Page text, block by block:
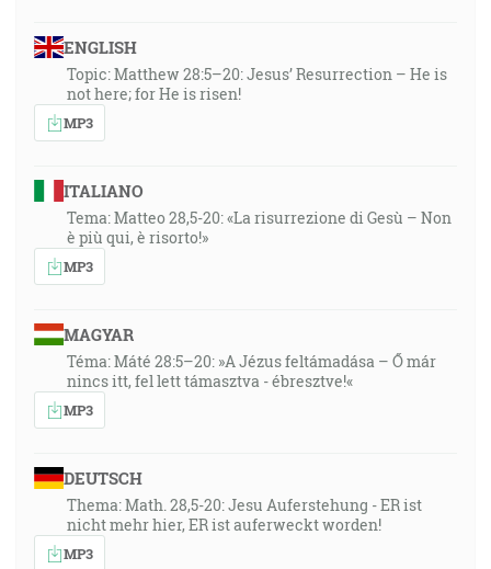
ENGLISH
Topic: Matthew 28:5–20: Jesus’ Resurrection – He is
not here; for He is risen!
MP3
ITALIANO
Tema: Matteo 28,5-20: «La risurrezione di Gesù – Non
è più qui, è risorto!»
MP3
MAGYAR
Téma: Máté 28:5–20: »A Jézus feltámadása – Ő már
nincs itt, fel lett támasztva - ébresztve!«
MP3
DEUTSCH
Thema: Math. 28,5-20: Jesu Auferstehung - ER ist
nicht mehr hier, ER ist auferweckt worden!
MP3